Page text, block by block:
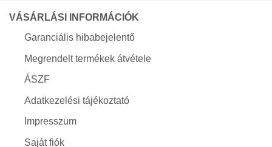
VÁSÁRLÁSI INFORMÁCIÓK
Garanciális hibabejelentő
Megrendelt termékek átvétele
ÁSZF
Adatkezelési tájékoztató
Impresszum
Saját fiók